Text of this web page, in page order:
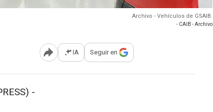
Archivo - Vehículos de GSAIB.
- CAIB - Archivo
Abrir opciones para compartir
IA Seguir en
-